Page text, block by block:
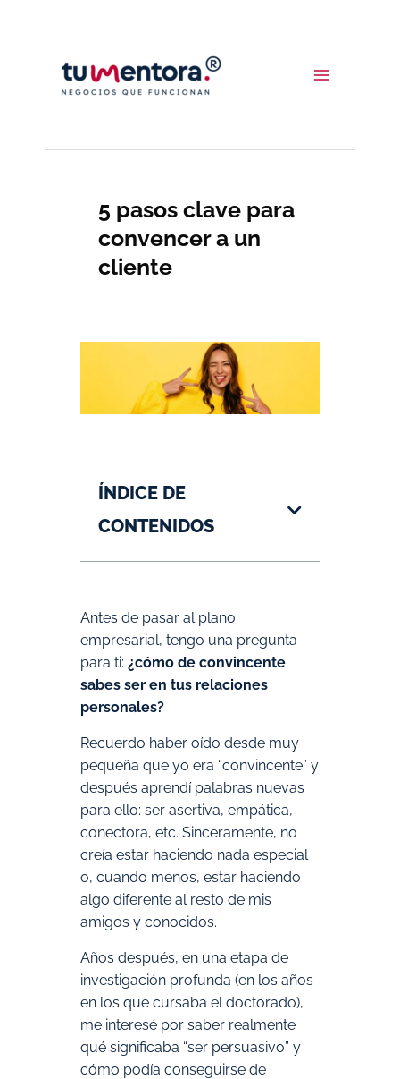
contenido
5 pasos clave para
convencer a un
cliente
ÍNDICE DE
CONTENIDOS
Antes de pasar al plano
empresarial, tengo una pregunta
para ti: ¿cómo de convincente
sabes ser en tus relaciones
personales?
Recuerdo haber oído desde muy
pequeña que yo era “convincente” y
después aprendí palabras nuevas
para ello: ser asertiva, empática,
conectora, etc. Sinceramente, no
creía estar haciendo nada especial
o, cuando menos, estar haciendo
algo diferente al resto de mis
amigos y conocidos.
Años después, en una etapa de
investigación profunda (en los años
en los que cursaba el doctorado),
me interesé por saber realmente
qué significaba “ser persuasivo” y
cómo podía conseguirse de